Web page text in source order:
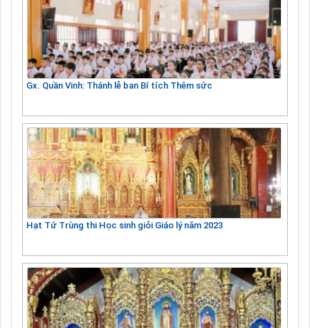
Gx. Quần Vinh: Thánh lễ ban Bí tích Thêm sức
Hạt Tứ Trùng thi Học sinh giỏi Giáo lý năm 2023